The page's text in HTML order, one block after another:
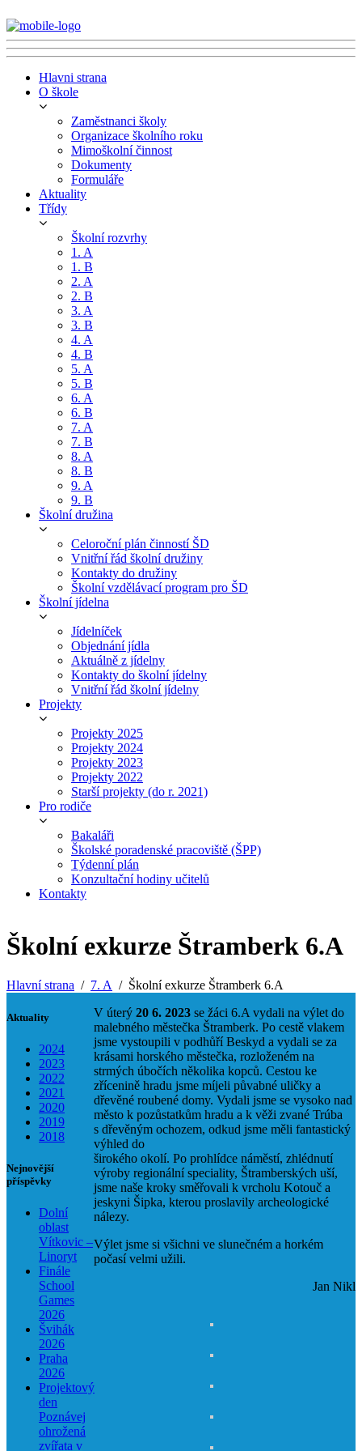
Hlavni strana
O škole
Zaměstnanci školy
Organizace školního roku
Mimoškolní činnost
Dokumenty
Formuláře
Aktuality
Třídy
Školní rozvrhy
1. A
1. B
2. A
2. B
3. A
3. B
4. A
4. B
5. A
5. B
6. A
6. B
7. A
7. B
8. A
8. B
9. A
9. B
Školní družina
Celoroční plán činností ŠD
Vnitřní řád školní družiny
Kontakty do družiny
Školní vzdělávací program pro ŠD
Školní jídelna
Jídelníček
Objednání jídla
Aktuálně z jídelny
Kontakty do školní jídelny
Vnitřní řád školní jídelny
Projekty
Projekty 2025
Projekty 2024
Projekty 2023
Projekty 2022
Starší projekty (do r. 2021)
Pro rodiče
Bakaláři
Školské poradenské pracoviště (ŠPP)
Týdenní plán
Konzultační hodiny učitelů
Kontakty
Školní exkurze Štramberk 6.A
Hlavní strana 7. A Školní exkurze Štramberk 6.A
Aktuality
2024
2023
2022
2021
2020
2019
2018
Nejnovější
příspěvky
Dolní
oblast
Vítkovic –
Linoryt
Finále
School
Games
2026
Švihák
2026
Praha
2026
Projektový
den
Poznávej
ohrožená
zvířata v
V úterý 20 6. 2023 se žáci 6.A vydali na výlet do
malebného městečka Štramberk. Po cestě vlakem
jsme vystoupili v podhůří Beskyd a vydali se za
krásami horského městečka, rozloženém na
strmých úbočích několika kopců. Cestou ke
zřícenině hradu jsme míjeli půvabné uličky a
dřevěné roubené domy. Vydali jsme se vysoko nad
město k pozůstatkům hradu a k věži zvané Trúba
s dřevěným ochozem, odkud jsme měli fantastický
výhled do
širokého okolí. Po prohlídce náměstí, zhlédnutí
výroby regionální speciality, Štramberských uší,
jsme naše kroky směřovali k vrcholu Kotouč a
jeskyni Šipka, kterou proslavily archeologické
nálezy.
Výlet jsme si všichni ve slunečném a horkém
počasí velmi užili.
Jan Nikl